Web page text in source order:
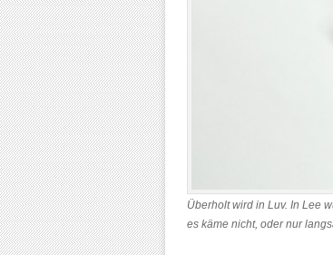
Überholt wird in Luv. In Lee
es käme nicht, oder nur